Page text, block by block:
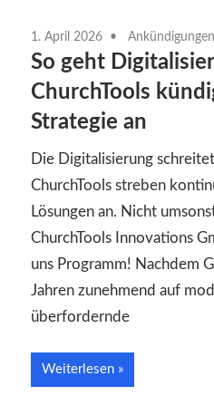
1. April 2026 Ankündigungen
So geht
ChurchTools
Strategie an
Die Digitalisierung
ChurchTools streben
Lösungen an. Nicht
ChurchTools Innovations
uns Programm! Nachdem
Jahren zunehmend auf
überfordernde
Weiterlesen